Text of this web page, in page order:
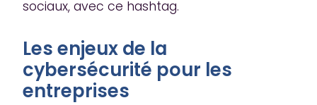
sociaux, avec ce hashtag.
Les enjeux de la
cybersécurité pour les
entreprises